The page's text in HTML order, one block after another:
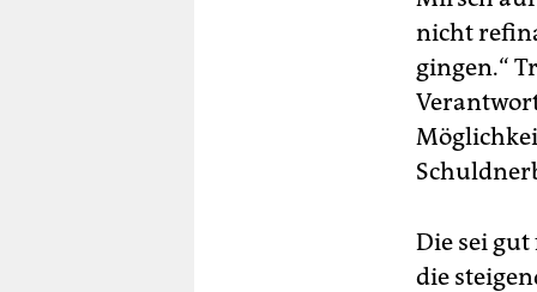
nicht
gingen.“
Die sei
die